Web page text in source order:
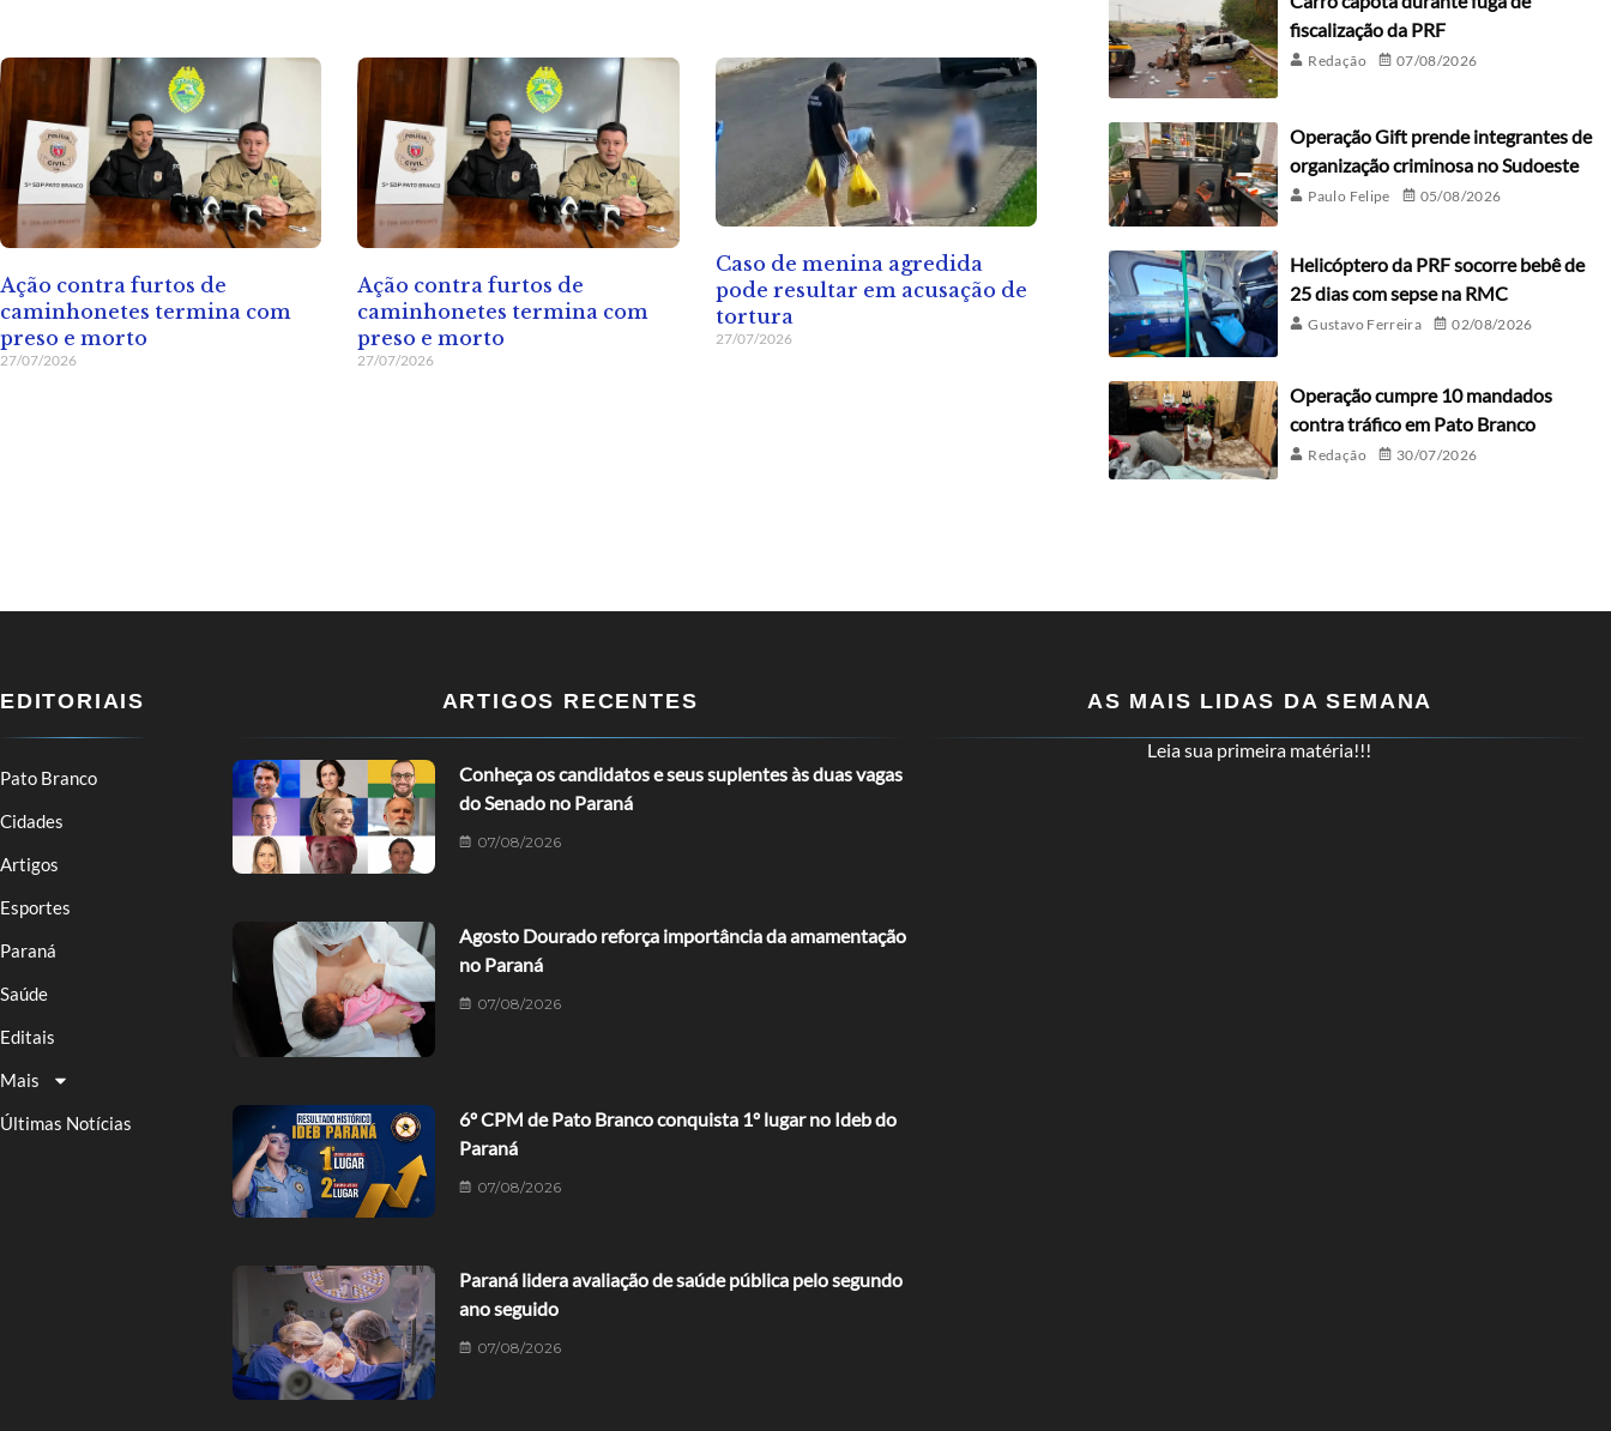
Ação contra furtos de
caminhonetes termina com
preso e morto
27/07/2026
Ação contra furtos de
caminhonetes termina com
preso e morto
27/07/2026
Caso de menina agredida
pode resultar em acusação de
tortura
27/07/2026
fiscalização da PRF
Redação 07/08/2026
Operação Gift prende integrantes de
organização criminosa no Sudoeste
Paulo Felipe 05/08/2026
Helicóptero da PRF socorre bebê de
25 dias com sepse na RMC
Gustavo Ferreira 02/08/2026
Operação cumpre 10 mandados
contra tráfico em Pato Branco
Redação 30/07/2026
EDITORIAIS
Pato Branco
Cidades
Artigos
Esportes
Paraná
Saúde
Editais
Mais
Últimas Notícias
ARTIGOS RECENTES
Conheça os candidatos e seus suplentes às duas vagas
do Senado no Paraná
07/08/2026
Agosto Dourado reforça importância da amamentação
no Paraná
07/08/2026
6º CPM de Pato Branco conquista 1º lugar no Ideb do
Paraná
07/08/2026
Paraná lidera avaliação de saúde pública pelo segundo
ano seguido
07/08/2026
AS MAIS LIDAS DA SEMANA
Leia sua primeira matéria!!!